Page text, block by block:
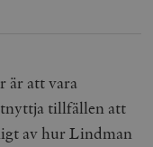
är att vara
tillfällen att
av hur Lindman